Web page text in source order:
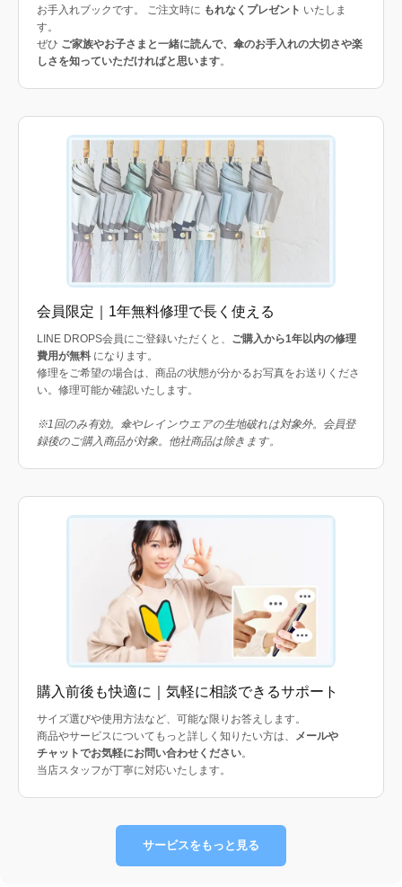
お手入れブックです。 ご注文時に もれなくプレゼント いたしま
す。
ぜひ ご家族やお子さまと一緒に読んで、傘のお手入れの大切さや楽
しさを知っていただければと思います。
会員限定｜1年無料修理で長く使える
LINE DROPS会員にご登録いただくと、 ご購入から1年以内の修理
費用が無料 になります。
修理をご希望の場合は、商品の状態が分かるお写真をお送りくださ
い。修理可能か確認いたします。
※1回のみ有効。傘やレインウエアの生地破れは対象外。会員登
録後のご購入商品が対象。他社商品は除きます。
購入前後も快適に｜気軽に相談できるサポート
サイズ選びや使用方法など、可能な限りお答えします。
商品やサービスについてもっと詳しく知りたい方は、
メールや
チャットでお気軽にお問い合わせください。
当店スタッフが丁寧に対応いたします。
サービスをもっと見る